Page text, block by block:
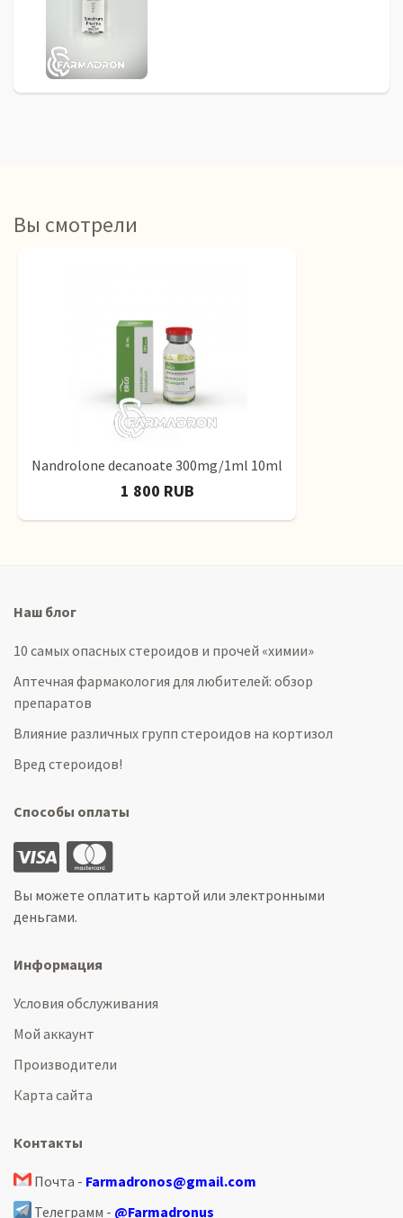
Вы смотрели
Nandrolone decanoate 300mg/1ml 10ml
1 800 RUB
Наш блог
10 самых опасных стероидов и прочей «химии»
Аптечная фармакология для любителей: обзор
препаратов
Влияние различных групп стероидов на кортизол
Вред стероидов!
Способы оплаты
Вы можете оплатить картой или электронными
деньгами.
Информация
Условия обслуживания
Мой аккаунт
Производители
Карта сайта
Контакты
Почта - Farmadronos@gmail.com
Телеграмм - @Farmadronus